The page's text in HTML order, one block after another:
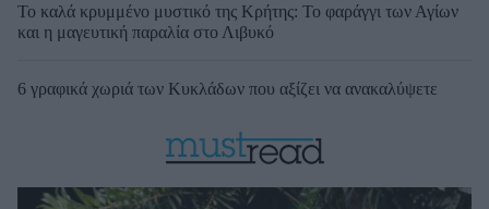
Το καλά κρυμμένο μυστικό της Κρήτης: Το φαράγγι των Αγίων
και η μαγευτική παραλία στο Λιβυκό
6 γραφικά χωριά των Κυκλάδων που αξίζει να ανακαλύψετε